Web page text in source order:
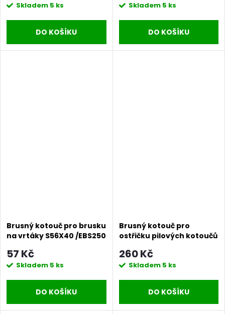
Skladem 5 ks
DO KOŠÍKU
Skladem 5 ks
DO KOŠÍKU
Brusný kotouč pro brusku
na vrtáky S56X40 /EBS250
57 Kč
Skladem 5 ks
DO KOŠÍKU
Brusný kotouč pro
ostřičku pilových kotoučů
/SS350 | S100X10/C
260 Kč
Skladem 5 ks
DO KOŠÍKU